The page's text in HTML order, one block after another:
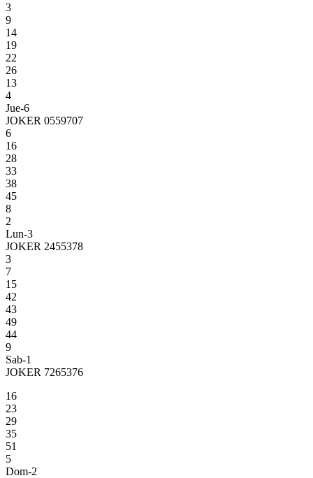
3
9
14
19
22
26
13
4
Jue-6
JOKER 0559707
6
16
28
33
38
45
8
2
Lun-3
JOKER 2455378
3
7
15
42
43
49
44
9
Sab-1
JOKER 7265376
16
23
29
35
51
5
Dom-2